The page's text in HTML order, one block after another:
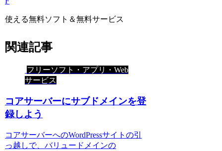
使える無料ソフト＆無料サービス
関連記事
フリーソフト・アプリ・Web
サービス
コアサーバーにサブドメインを登
録しよう
コアサーバーへのWordPressサイトの引
っ越しで、バリュードメインの